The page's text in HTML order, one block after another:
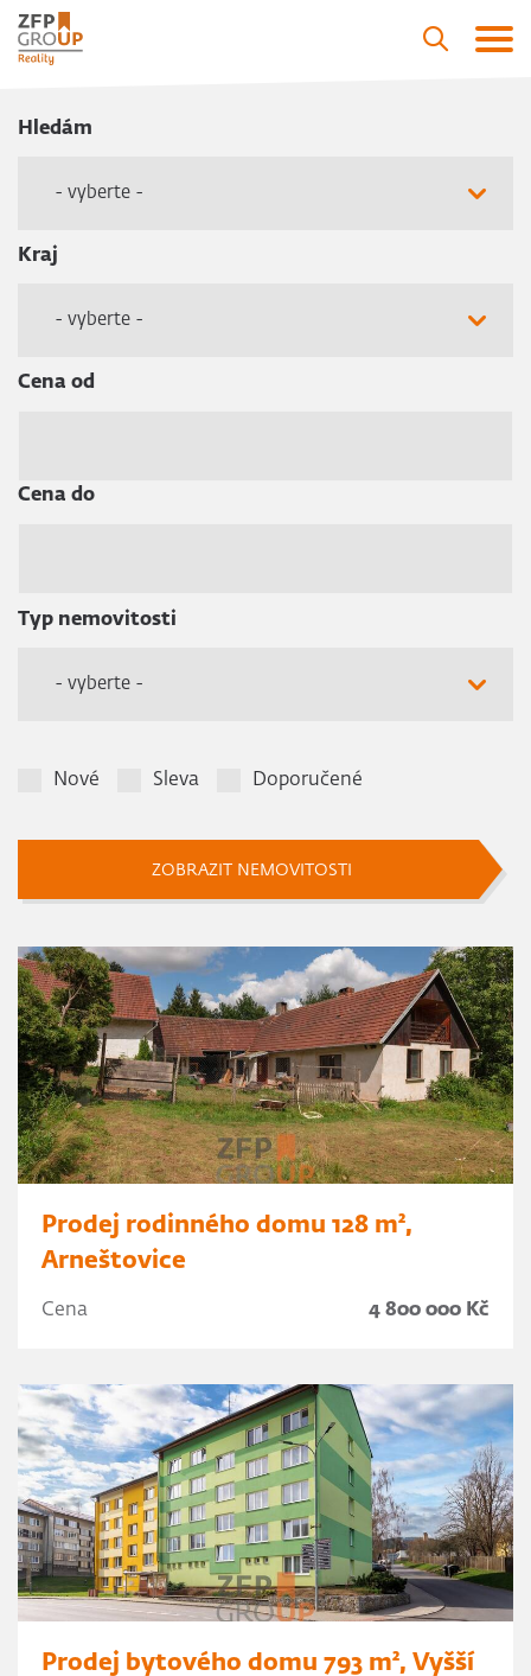
Hledám
- vyberte -
Kraj
- vyberte -
Cena od
Cena do
Typ nemovitosti
- vyberte -
Nové Sleva Doporučené
ZOBRAZIT NEMOVITOSTI
Prodej rodinného domu 128 m²,
Arneštovice
Cena 4 800 000 Kč
Prodej bytového domu 793 m², Vyšší